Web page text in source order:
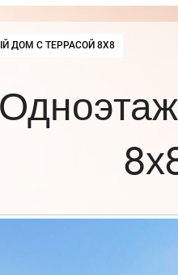
ДОМ С ТЕРРАСОЙ 8Х8